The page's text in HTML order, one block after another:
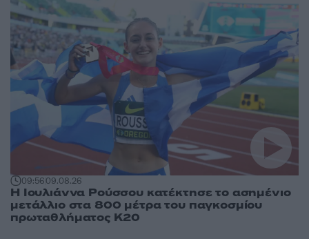
09:5609.08.26
Η Ιουλιάννα Ρούσσου κατέκτησε το ασημένιο
μετάλλιο στα 800 μέτρα του παγκοσμίου
πρωταθλήματος Κ20